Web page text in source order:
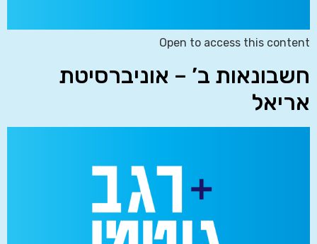
Open to access this content
חשבונאות ב’ – אוניברסיטת
אריאל